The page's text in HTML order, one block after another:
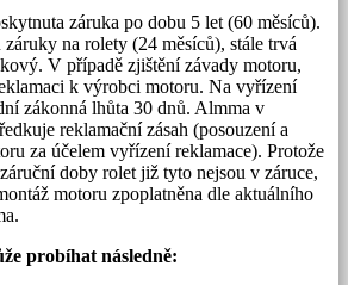
záruka po dobu 5 let (60 měsíců).
na rolety (24 měsíců), stále trvá
V případě zjištění závady motoru,
k výrobci motoru. Na vyřízení
zákonná lhůta 30 dnů. Almma v
reklamační zásah (posouzení a
za účelem vyřízení reklamace). Protože
doby rolet již tyto nejsou v záruce,
motoru zpoplatněna dle aktuálního
probíhat následně: